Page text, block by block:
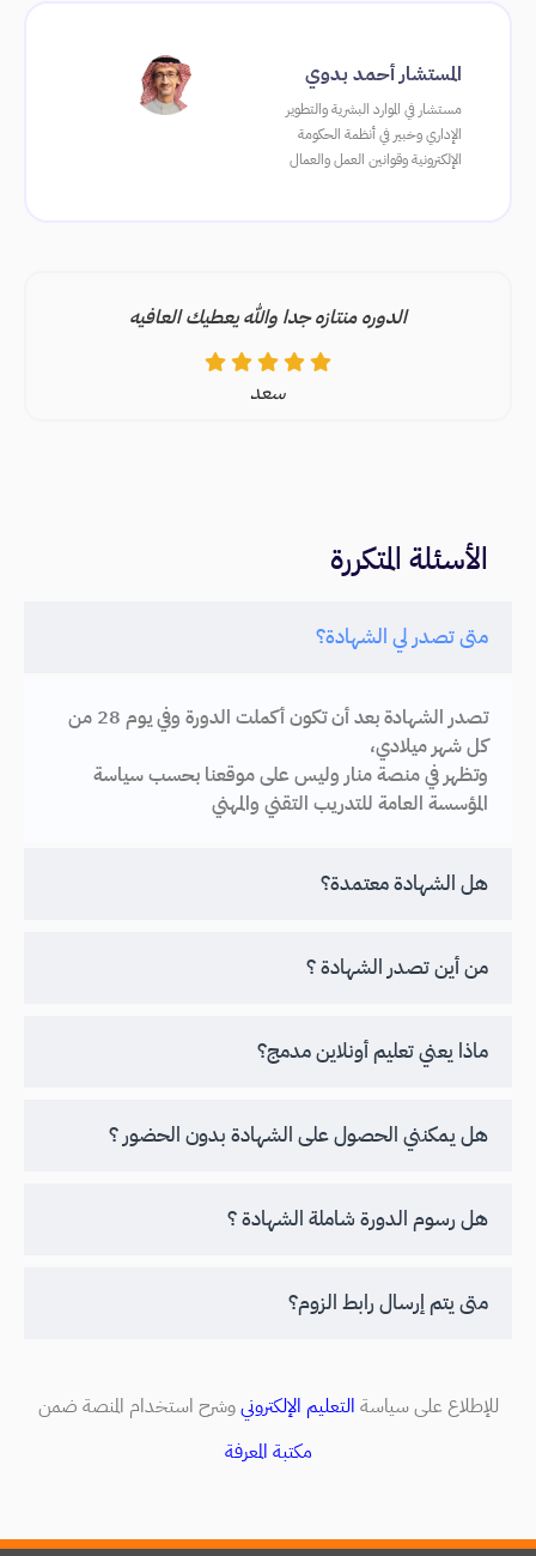
المستشار أحمد بدوي
مستشار في الموارد البشرية والتطوير
الإداري وخبير في أنظمة الحكومة
الإلكترونية وقوانين العمل والعمال
الدوره منتازه جدا والله يعطيك العافيه
سعد
الأسئلة المتكررة
متى تصدر لي الشهادة؟
تصدر الشهادة بعد أن تكون أكملت الدورة وفي يوم 28 من
كل شهر ميلادي،
وتظهر في منصة منار وليس على موقعنا بحسب سياسة
المؤسسة العامة للتدريب التقني والمهني
هل الشهادة معتمدة؟
من أين تصدر الشهادة ؟
ماذا يعني تعليم أونلاين مدمج؟
هل يمكنني الحصول على الشهادة بدون الحضور ؟
هل رسوم الدورة شاملة الشهادة ؟
متى يتم إرسال رابط الزوم؟
للإطلاع على سياسة التعليم الإلكترونيوشرح استخدام المنصة ضمن
مكتبة المعرفة